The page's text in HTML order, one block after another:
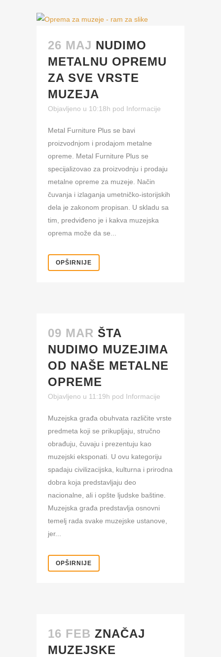
26 MAJ NUDIMO
METALNU OPREMU
ZA SVE VRSTE
MUZEJA
Objavljeno u 10:18h pod Informacije
Metal Furniture Plus se bavi
proizvodnjom i prodajom metalne
opreme. Metal Furniture Plus se
specijalizovao za proizvodnju i prodaju
metalne opreme za muzeje. Način
čuvanja i izlaganja umetničko-istorijskih
dela je zakonom propisan. U skladu sa
tim, predviđeno je i kakva muzejska
oprema može da se...
OPŠIRNIJE
09 MAR ŠTA
NUDIMO MUZEJIMA
OD NAŠE METALNE
OPREME
Objavljeno u 11:19h pod Informacije
Muzejska građa obuhvata različite vrste
predmeta koji se prikupljaju, stručno
obrađuju, čuvaju i prezentuju kao
muzejski eksponati. U ovu kategoriju
spadaju civilizacijska, kulturna i prirodna
dobra koja predstavljaju deo
nacionalne, ali i opšte ljudske baštine.
Muzejska građa predstavlja osnovni
temelj rada svake muzejske ustanove,
jer...
OPŠIRNIJE
16 FEB ZNAČAJ
MUZEJSKE